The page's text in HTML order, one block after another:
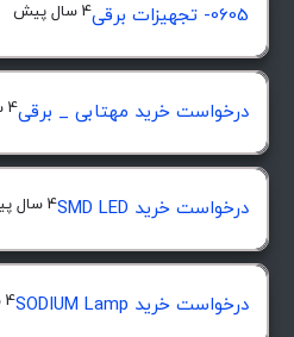
0605- تجهیزات برقی 4 سال پیش
درخواست خرید مهتابی _ برقی4 سال پیش
درخواست خرید SMD LED 4 سال پیش
درخواست خرید SODIUM Lamp 4 سال پیش